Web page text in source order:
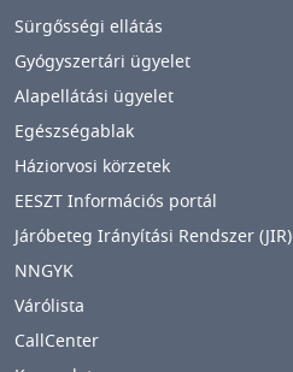
Sürgősségi ellátás
Gyógyszertári ügyelet
Alapellátási ügyelet
Egészségablak
Háziorvosi körzetek
EESZT Információs portál
Járóbeteg Irányítási Rendszer (JIR)
NNGYK
Várólista
CallCenter